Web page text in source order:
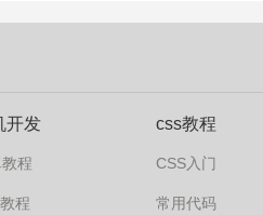
开发
程
程
css教程
CSS入门
常用代码